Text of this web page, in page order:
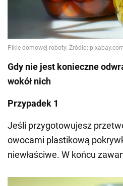
Gdy nie jest konieczne
wokół nich
Przypadek 1
Jeśli przygotowujesz
owocami plastikową
niewłaściwe. W końcu